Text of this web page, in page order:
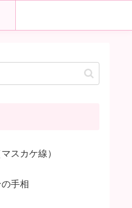
スカケ線）
手相